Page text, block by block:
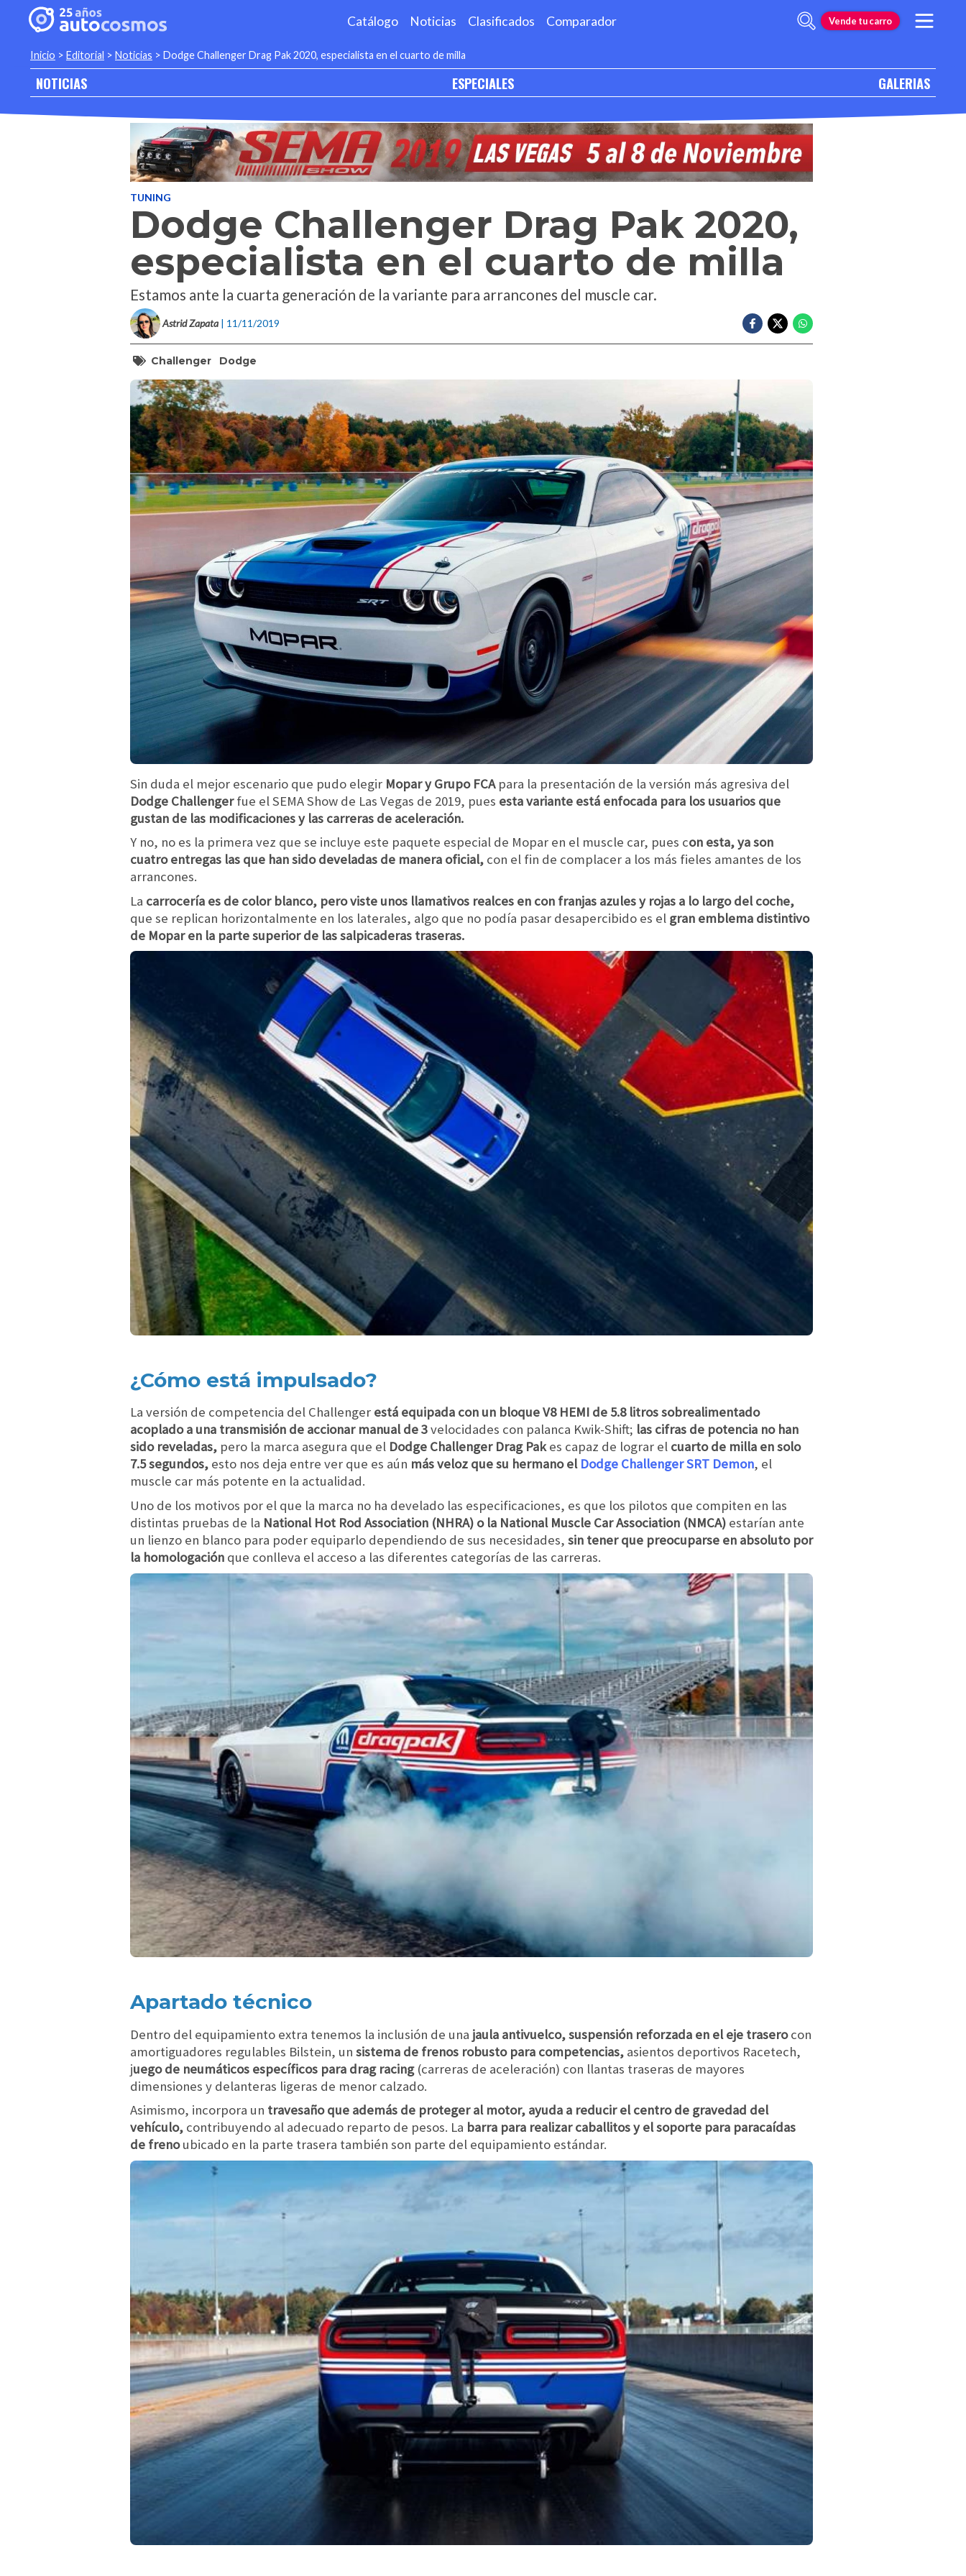
Catálogo Noticias Clasificados Comparador Vende tu carro
Inicio > Editorial > Noticias > Dodge Challenger Drag Pak 2020, especialista en el cuarto de milla
NOTICIAS ESPECIALES GALERIAS
TUNING
Dodge Challenger Drag Pak 2020,
especialista en el cuarto de milla
Estamos ante la cuarta generación de la variante para arrancones del muscle car.
Astrid Zapata | 11/11/2019
Challenger Dodge
Sin duda el mejor escenario que pudo elegir Mopar y Grupo FCApara la presentación de la versión más agresiva del
Dodge Challengerfue el SEMA Show de Las Vegas de 2019, pues esta variante está enfocada para los usuarios que
gustan de las modificaciones y las carreras de aceleración.
Y no, no es la primera vez que se incluye este paquete especial de Mopar en el muscle car, pues con esta, ya son
cuatro entregas las que han sido develadas de manera oficial, con el fin de complacer a los más fieles amantes de los
arrancones.
La carrocería es de color blanco, pero viste unos llamativos realces en con franjas azules y rojas a lo largo del coche,
que se replican horizontalmente en los laterales, algo que no podía pasar desapercibido es el gran emblema distintivo
de Mopar en la parte superior de las salpicaderas traseras.
¿Cómo está impulsado?
La versión de competencia del Challenger está equipada con un bloque V8 HEMI de 5.8 litros sobrealimentado
acoplado a una transmisión de accionar manual de 3velocidades con palanca Kwik-Shift; las cifras de potencia no han
sido reveladas, pero la marca asegura que el Dodge Challenger Drag Pakes capaz de lograr el cuarto de milla en solo
7.5 segundos, esto nos deja entre ver que es aún más veloz que su hermano el Dodge Challenger SRT Demon, el
muscle car más potente en la actualidad.
Uno de los motivos por el que la marca no ha develado las especificaciones, es que los pilotos que compiten en las
distintas pruebas de la National Hot Rod Association (NHRA) o la National Muscle Car Association (NMCA) estarían ante
un lienzo en blanco para poder equiparlo dependiendo de sus necesidades, sin tener que preocuparse en absoluto por
la homologación que conlleva el acceso a las diferentes categorías de las carreras.
Apartado técnico
Dentro del equipamiento extra tenemos la inclusión de una jaula antivuelco, suspensión reforzada en el eje traserocon
amortiguadores regulables Bilstein, un sistema de frenos robusto para competencias, asientos deportivos Racetech,
juego de neumáticos específicos para drag racing(carreras de aceleración) con llantas traseras de mayores
dimensiones y delanteras ligeras de menor calzado.
Asimismo, incorpora un travesaño que además de proteger al motor, ayuda a reducir el centro de gravedad del
vehículo, contribuyendo al adecuado reparto de pesos. La barra para realizar caballitos y el soporte para paracaídas
de frenoubicado en la parte trasera también son parte del equipamiento estándar.